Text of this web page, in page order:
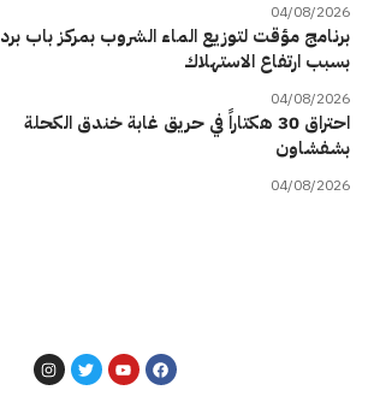
04/08/2026
برنامج مؤقت لتوزيع الماء الشروب بمركز باب برد
بسبب ارتفاع الاستهلاك
04/08/2026
احتراق 30 هكتاراً في حريق غابة خندق الكحلة
بشفشاون
04/08/2026